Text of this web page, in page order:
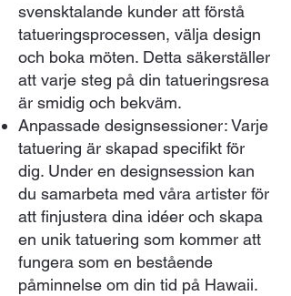
svensktalande kunder att förstå
tatueringsprocessen, välja design
och boka möten. Detta säkerställer
att varje steg på din tatueringsresa
är smidig och bekväm.
Anpassade designsessioner: Varje
tatuering är skapad specifikt för
dig. Under en designsession kan
du samarbeta med våra artister för
att finjustera dina idéer och skapa
en unik tatuering som kommer att
fungera som en bestående
påminnelse om din tid på Hawaii.